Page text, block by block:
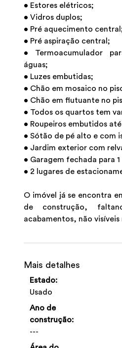
• Estores elétricos;
• Vidros duplos;
• Pré aquecimento
• Pré aspiração central;
• Termoacumulador
águas;
• Luzes embutidas;
• Chão em mosaico no
• Chão em flutuante no
• Todos os quartos tem
• Roupeiros embutidos
• Sótão de pé alto e com
• Jardim exterior com
• Garagem fechada para
• 2 lugares de
O imóvel já se encontra
de construção,
acabamentos, não
Mais detalhes
Estado:
Usado
Ano de
construção:
---